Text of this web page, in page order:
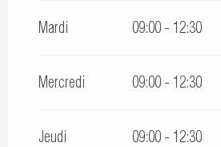
Mardi 09:00 - 12:30
Mercredi 09:00 - 12:30
Jeudi 09:00 - 12:30